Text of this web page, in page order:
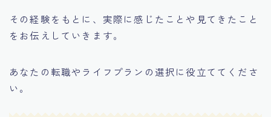
その経験をもとに、実際に感じたことや見てきたこと
をお伝えしていきます。
あなたの転職やライフプランの選択に役立ててくださ
い。